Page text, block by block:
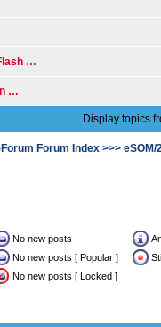
…
…
Display topics
Forum Forum Index >>> eSOM/
No new posts
No new posts [ Popular ]
No new posts [ Locked ]